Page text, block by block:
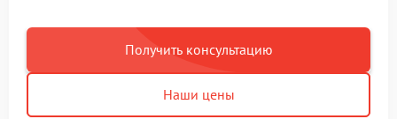
Получить консультацию
Наши цены